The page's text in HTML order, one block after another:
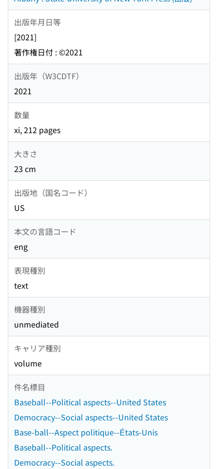
出版年月日等
[2021]
著作権日付 : ©2021
出版年（W3CDTF）
2021
数量
xi, 212 pages
大きさ
23 cm
出版地（国名コード）
US
本文の言語コード
eng
表現種別
text
機器種別
unmediated
キャリア種別
volume
件名標目
Baseball--Political aspects--United States
Democracy--Social aspects--United States
Base-ball--Aspect politique--États-Unis
Baseball--Political aspects.
Democracy--Social aspects.